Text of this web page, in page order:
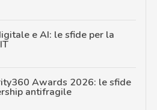
e AI: le sfide per la
Awards 2026: le sfide
antifragile